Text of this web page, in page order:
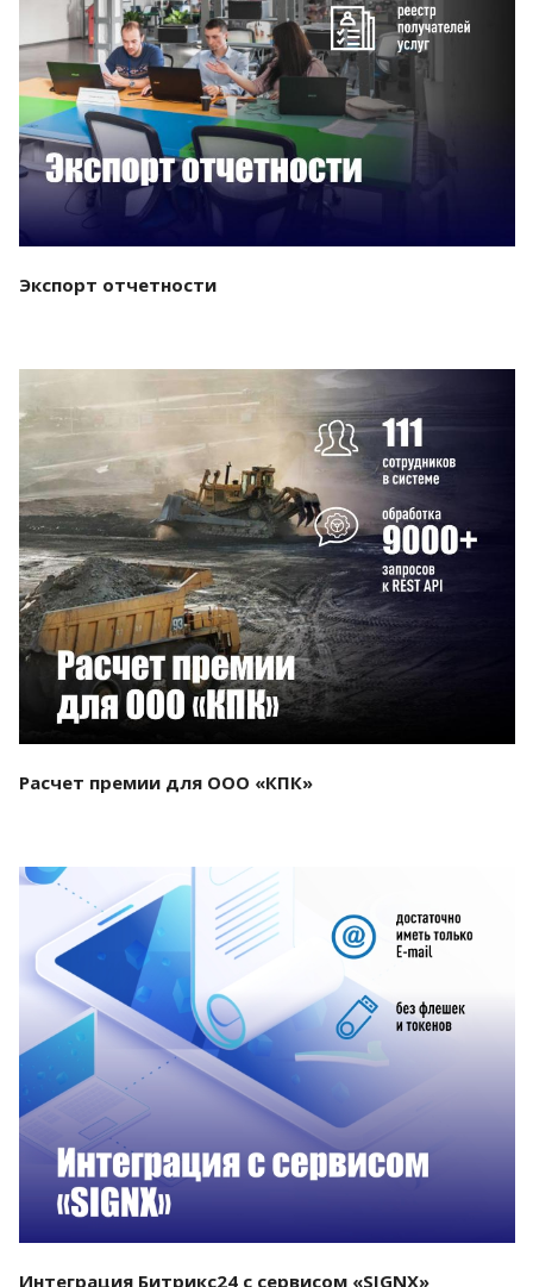
Смотреть проект
Экспорт отчетности
Смотреть проект
Расчет премии для ООО «КПК»
Смотреть проект
Интеграция Битрикс24 с сервисом «SIGNX»